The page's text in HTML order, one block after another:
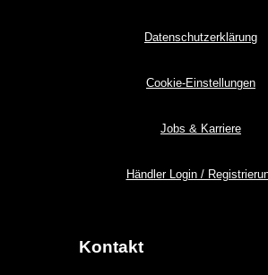
Datenschutzerklärung
Cookie-Einstellungen
Jobs & Karriere
Händler Login /
Kontakt